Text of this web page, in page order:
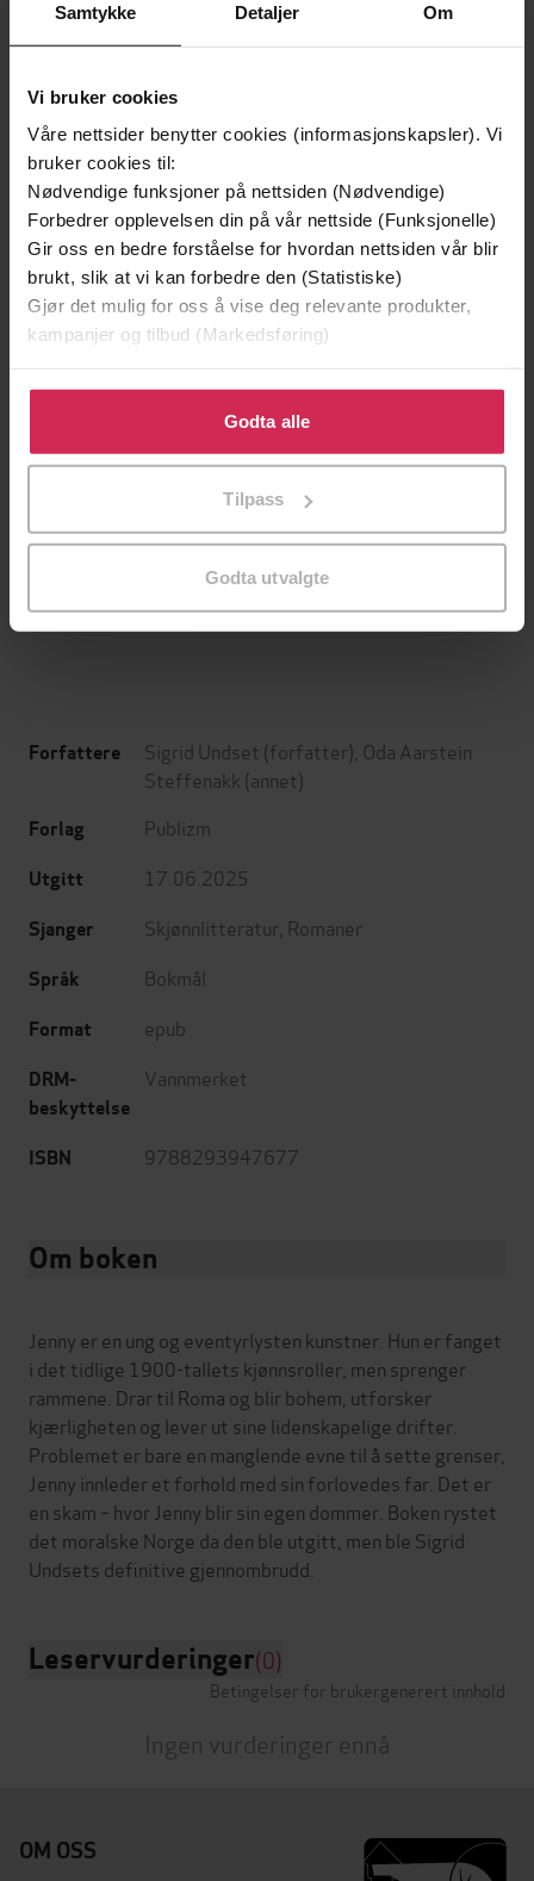
Samtykke Detaljer Om
Vi bruker cookies
Våre nettsider benytter cookies (informasjonskapsler). Vi
bruker cookies til:
Nødvendige funksjoner på nettsiden (Nødvendige)
Forbedrer opplevelsen din på vår nettside (Funksjonelle)
Gir oss en bedre forståelse for hvordan nettsiden vår blir
brukt, slik at vi kan forbedre den (Statistiske)
Gjør det mulig for oss å vise deg relevante produkter,
kampanjer og tilbud (Markedsføring)
Klikk på «Godta alle» for å gi oss ditt samtykke til å
bruke cookies for alle disse formålene. Du kan også
tilpasse ditt samtykke til spesifikke formål ved å klikke
Godta alle
Tilpass
Godta utvalgte
Andre har også kjøpt
Premium
Vinner av Rivertonprisen
199,-
149,-
Forfattere Sigrid Undset (forfatter), Oda Aarstein
Steffenakk (annet)
Forlag Publizm
Utgitt 17.06.2025
Sjanger Skjønnlitteratur Romaner
Språk Bokmål
Format epub
DRM-
beskyttelse
Vannmerket
ISBN 9788293947677
Om boken
Jenny er en ung og eventyrlysten kunstner. Hun er fanget
i det tidlige 1900-tallets kjønnsroller, men sprenger
rammene. Drar til Roma og blir bohem, utforsker
kjærligheten og lever ut sine lidenskapelige drifter.
Problemet er bare en manglende evne til å sette grenser,
Jenny innleder et forhold med sin forlovedes far. Det er
en skam – hvor Jenny blir sin egen dommer. Boken rystet
det moralske Norge da den ble utgitt, men ble Sigrid
Leservurderinger(0)
Betingelser for brukergenerert innhold
Ingen vurderinger ennå
OM OSS